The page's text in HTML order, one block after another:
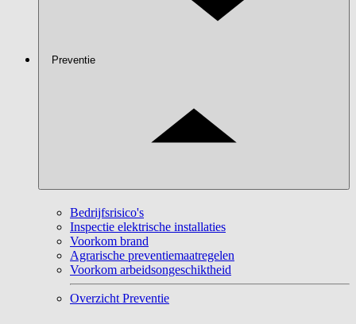
Preventie
Bedrijfsrisico's
Inspectie elektrische installaties
Voorkom brand
Agrarische preventiemaatregelen
Voorkom arbeidsongeschiktheid
Overzicht Preventie